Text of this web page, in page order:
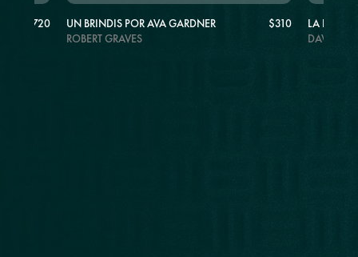
$720
UN BRINDIS POR AVA GARDNER
ROBERT GRAVES
$310
LA
DAVID